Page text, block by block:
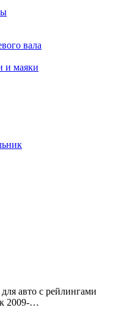
вала
и маяки
авто с рейлингами
2009-…